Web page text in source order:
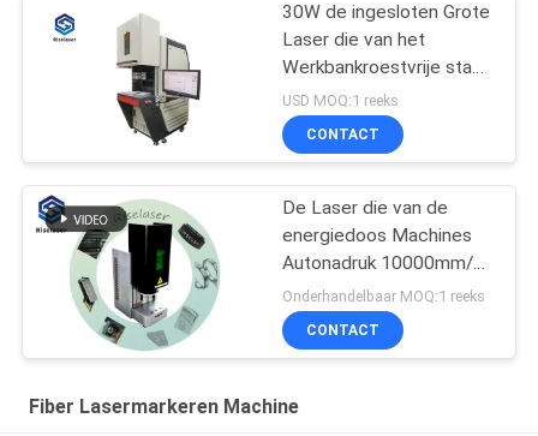
30W de ingesloten Grote
Laser die van het
Werkbankroestvrije staal
Machine voor Metalen
merken
USD MOQ:1 reeks
CONTACT
De Laser die van de
energiedoos Machines
Autonadruk 10000mm/S
voor Juwelenring merkt
Onderhandelbaar MOQ:1 reeks
CONTACT
Fiber Lasermarkeren Machine